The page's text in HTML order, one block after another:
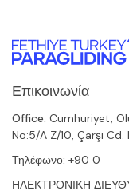
Επικοινωνία
Office: Cumhuriyet,
No:5/A Z/10, Çarşı
Τηλέφωνο: +90 0
ΗΛΕΚΤΡΟΝΙΚΗ